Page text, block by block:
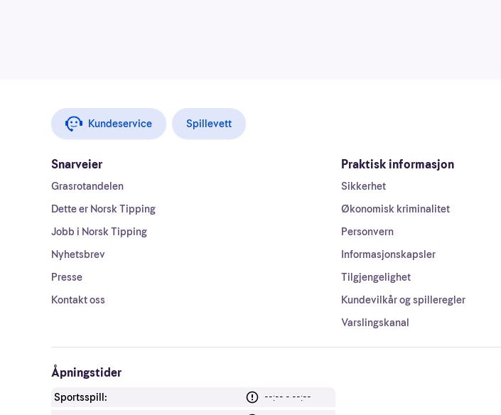
Kundeservice Spillevett
Snarveier
Grasrotandelen
Dette er Norsk Tipping
Jobb i Norsk Tipping
Nyhetsbrev
Presse
Kontakt oss
Praktisk informasjon
Sikkerhet
Økonomisk kriminalitet
Personvern
Informasjonskapsler
Tilgjengelighet
Kundevilkår og spilleregler
Varslingskanal
Åpningstider
Sportsspill:
--:-- - --:--